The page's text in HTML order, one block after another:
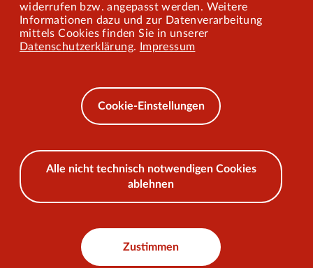
widerrufen bzw. angepasst werden. Weitere
Informationen dazu und zur Datenverarbeitung
mittels Cookies finden Sie in unserer
Datenschutzerklärung. Impressum
Cookie-Einstellungen
Alle nicht technisch notwendigen Cookies
ablehnen
Zustimmen
Barrierefreiheit
Mobilität lernen